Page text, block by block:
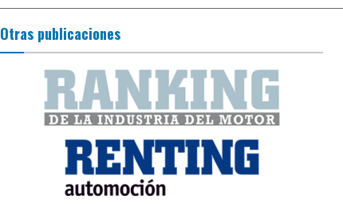
Otras publicaciones